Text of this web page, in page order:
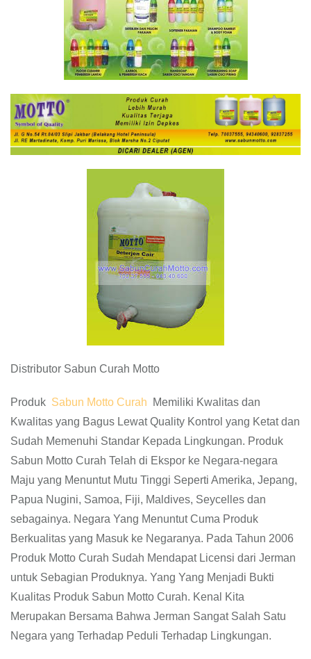
Distributor Sabun Curah Motto
Produk Sabun Motto Curah
Memiliki Kwalitas dan
Kwalitas yang Bagus Lewat Quality Kontrol yang Ketat dan
Sudah Memenuhi Standar Kepada Lingkungan. Produk
Sabun Motto Curah Telah di Ekspor ke Negara-negara
Maju yang Menuntut Mutu Tinggi Seperti Amerika, Jepang,
Papua Nugini, Samoa, Fiji, Maldives, Seycelles dan
sebagainya. Negara Yang Menuntut Cuma Produk
Berkualitas yang Masuk ke Negaranya. Pada Tahun 2006
Produk Motto Curah Sudah Mendapat Licensi dari Jerman
untuk Sebagian Produknya. Yang Yang Menjadi Bukti
Kualitas Produk Sabun Motto Curah. Kenal Kita
Merupakan Bersama Bahwa Jerman Sangat Salah Satu
Negara yang Terhadap Peduli Terhadap Lingkungan.